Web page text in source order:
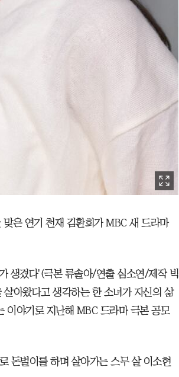
은 연기 천재 김환희가 MBC 새 드라마
생겼다'(극본 류솔아/연출 심소연/제작 빅
아왔다고 생각하는 한 소녀가 자신의 삶
이야기로 지난해 MBC 드라마 극본 공모
돈벌이를 하며 살아가는 스무 살 이소현